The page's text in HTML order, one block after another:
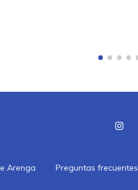
Arenga Preguntas frecuentes